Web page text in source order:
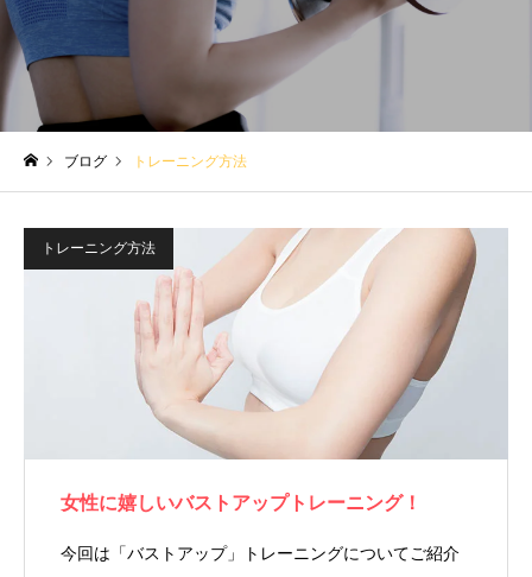
ブログ トレーニング方法
トレーニング方法
女性に嬉しいバストアップトレーニング！
今回は「バストアップ」トレーニングについてご紹介